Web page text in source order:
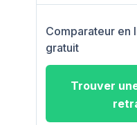
Comparateur en
gratuit
Trouver